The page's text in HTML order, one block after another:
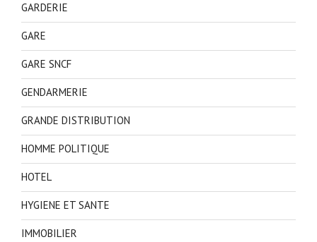
GARDERIE
GARE
GARE SNCF
GENDARMERIE
GRANDE DISTRIBUTION
HOMME POLITIQUE
HOTEL
HYGIENE ET SANTE
IMMOBILIER